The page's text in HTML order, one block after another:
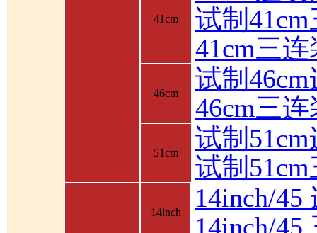
41cm
试制
41cm三
46cm
试制
46cm三
51cm
试制
试制
14inch
14inch/45
14inch/45